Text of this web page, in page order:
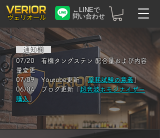
​ヴェリオール
←LINEで
問い合わせ
通知欄
07/20 有機タングステン 配合量および内容
量変更
07/09 Youtube更新 「摩耗試験の意義」
06/04 ブログ更新「超音波ホモジナイザー
購入 」